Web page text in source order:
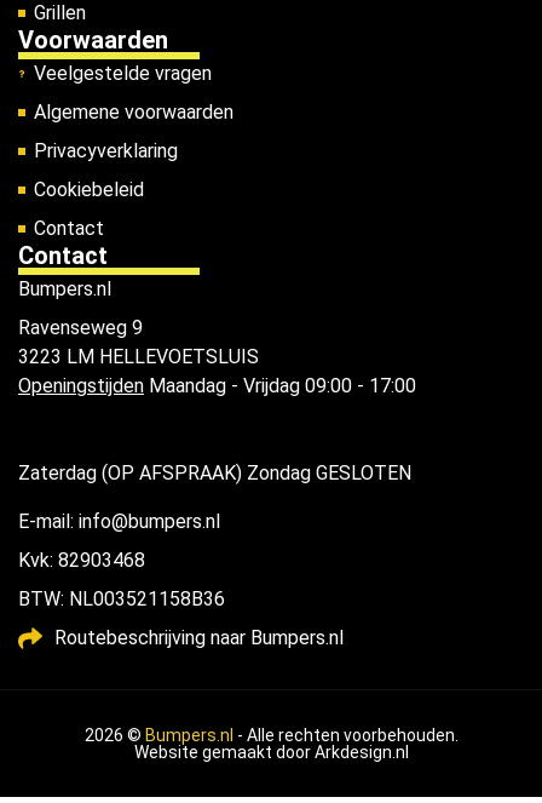
Grillen
Voorwaarden
Veelgestelde vragen
Algemene voorwaarden
Privacyverklaring
Cookiebeleid
Contact
Contact
Bumpers.nl
Ravenseweg 9
3223 LM HELLEVOETSLUIS
Openingstijden Maandag - Vrijdag 09:00 - 17:00
Zaterdag (OP AFSPRAAK) Zondag GESLOTEN
E-mail: info@bumpers.nl
Kvk: 82903468
BTW: NL003521158B36
Routebeschrijving naar Bumpers.nl
2026 © Bumpers.nl - Alle rechten voorbehouden.
Website gemaakt doorArkdesign.nl